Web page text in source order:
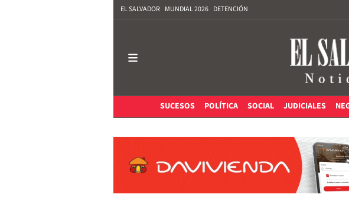
EL SALVADOR MUNDIAL 2026 DETENCIÓN
SUCESOS
POLÍTICA SOCIAL JUDICIALES